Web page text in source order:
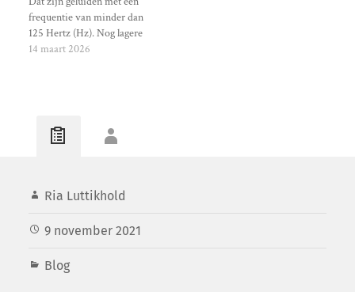
frequentie van minder dan
125 Hertz (Hz). Nog lagere
geluiden noemen we
maar je kunt het wel…
14 maart 2026
Ria Luttikhold
9 november 2021
Blog